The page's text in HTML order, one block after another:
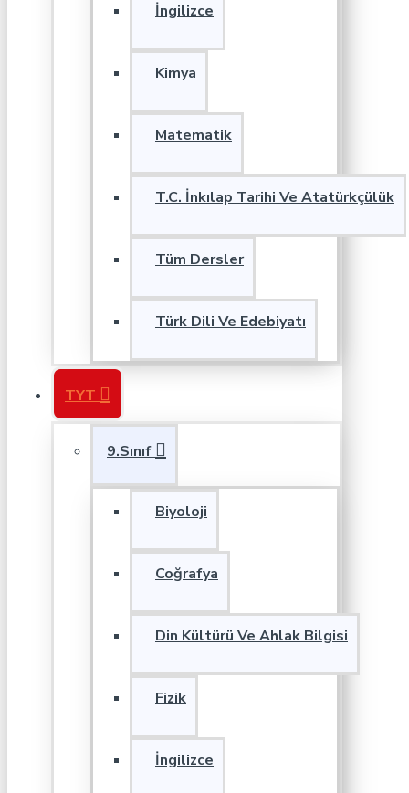
İngilizce
Kimya
Matematik
T.C. İnkılap Tarihi Ve Atatürkçülük
Tüm Dersler
Türk Dili Ve Edebiyatı
TYT
9.Sınıf
Biyoloji
Coğrafya
Din Kültürü Ve Ahlak Bilgisi
Fizik
İngilizce